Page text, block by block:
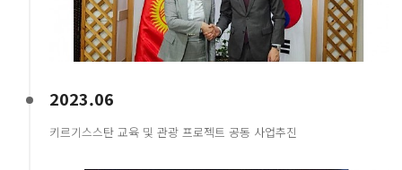
2023.06
키르기스스탄 교육 및 관광 프로젝트 공동 사업추진